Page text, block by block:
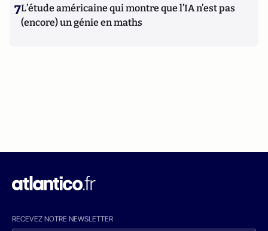
7L’étude américaine qui montre que l’IA n’est pas
(encore) un génie en maths
RECEVEZ NOTRE NEWSLETTER